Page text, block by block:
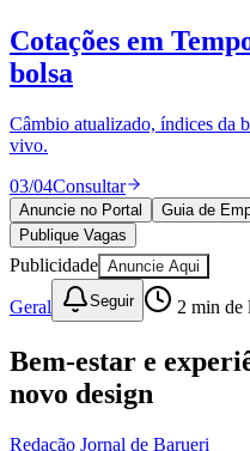
Publique Vagas
Publique vagas e encontre os
04/04Publicar
Anuncie no Portal
Publique Vagas
Publicidade Anuncie Aqui
Geral Seguir 2min de
Bem-estar e
Redação Jornal de Barueri
26 de junho de 2026 às 09:40